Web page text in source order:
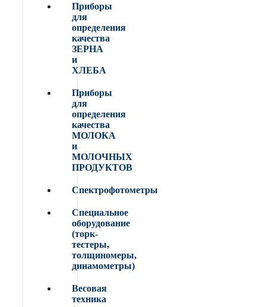
Приборы
для
определения
качества
ЗЕРНА
и
ХЛЕБА
Приборы
для
определения
качества
МОЛОКА
и
МОЛОЧНЫХ
ПРОДУКТОВ
Спектрофотометры
Специальное
оборудование
(торк-
тестеры,
толщиномеры,
динамометры)
Весовая
техника